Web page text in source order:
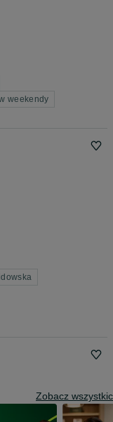
weekendy
Zobacz